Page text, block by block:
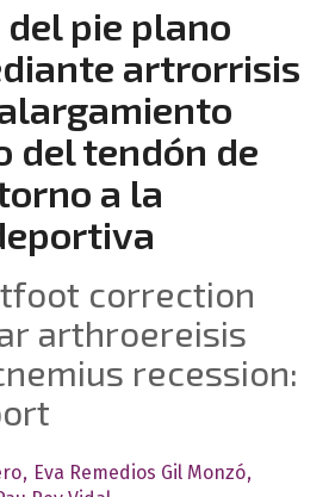
pie plano
artrorrisis
del tendón de
a la
correction
arthroereisis
recession:
Eva Remedios Gil Monzó